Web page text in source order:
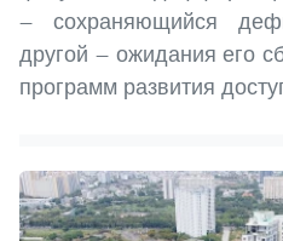
— сохраняющийся
другой — ожидания его
программ развития